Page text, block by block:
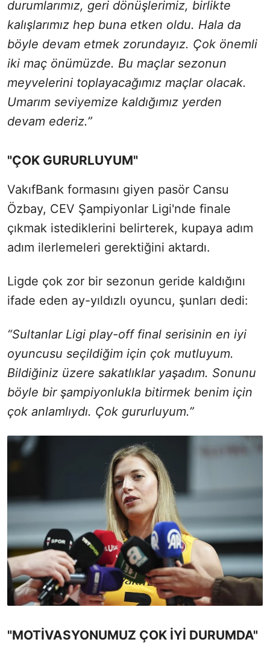
durumlarımız, geri dönüşlerimiz, birlikte
kalışlarımız hep buna etken oldu. Hala da
böyle devam etmek zorundayız. Çok önemli
iki maç önümüzde. Bu maçlar sezonun
meyvelerini toplayacağımız maçlar olacak.
Umarım seviyemize kaldığımız yerden
devam ederiz.”
"ÇOK GURURLUYUM"
VakıfBank formasını giyen pasör Cansu
Özbay, CEV Şampiyonlar Ligi'nde finale
çıkmak istediklerini belirterek, kupaya adım
adım ilerlemeleri gerektiğini aktardı.
Ligde çok zor bir sezonun geride kaldığını
ifade eden ay-yıldızlı oyuncu, şunları dedi:
“Sultanlar Ligi play-off final serisinin en iyi
oyuncusu seçildiğim için çok mutluyum.
Bildiğiniz üzere sakatlıklar yaşadım. Sonunu
böyle bir şampiyonlukla bitirmek benim için
çok anlamlıydı. Çok gururluyum.”
"MOTİVASYONUMUZ ÇOK İYİ DURUMDA"